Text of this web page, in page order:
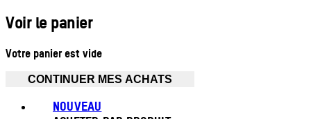
Voir le panier
Votre panier est vide
CONTINUER MES ACHATS
NOUVEAU